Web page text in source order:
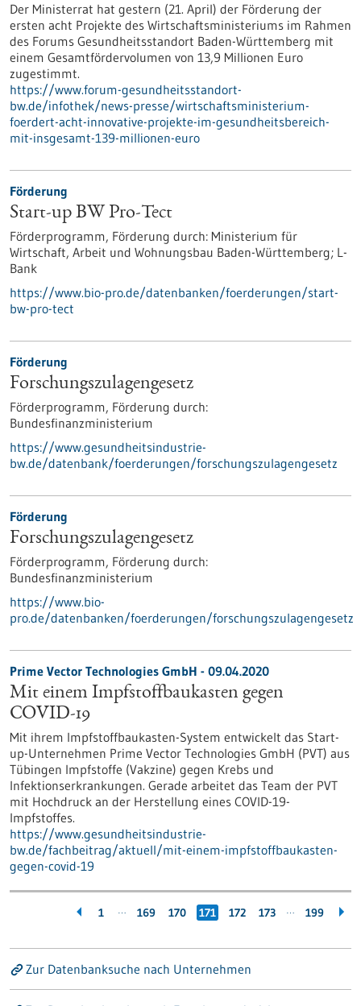
Der Ministerrat hat gestern (21. April) der Förderung der
ersten acht Projekte des Wirtschaftsministeriums im Rahmen
des Forums Gesundheitsstandort Baden-Württemberg mit
einem Gesamtfördervolumen von 13,9 Millionen Euro
zugestimmt.
https://www.forum-gesundheitsstandort-
bw.de/infothek/news-presse/wirtschaftsministerium-
foerdert-acht-innovative-projekte-im-gesundheitsbereich-
mit-insgesamt-139-millionen-euro
Förderung
Start-up BW Pro-Tect
Förderprogramm, Förderung durch: Ministerium für
Wirtschaft, Arbeit und Wohnungsbau Baden-Württemberg; L-
Bank
https://www.bio-pro.de/datenbanken/foerderungen/start-
bw-pro-tect
Förderung
Forschungszulagengesetz
Förderprogramm, Förderung durch:
Bundesfinanzministerium
https://www.gesundheitsindustrie-
bw.de/datenbank/foerderungen/forschungszulagengesetz
Förderung
Forschungszulagengesetz
Förderprogramm, Förderung durch:
Bundesfinanzministerium
https://www.bio-
pro.de/datenbanken/foerderungen/forschungszulagengesetz
Prime Vector Technologies GmbH - 09.04.2020
Mit einem Impfstoffbaukasten gegen
COVID-19
Mit ihrem Impfstoffbaukasten-System entwickelt das Start-
up-Unternehmen Prime Vector Technologies GmbH (PVT) aus
Tübingen Impfstoffe (Vakzine) gegen Krebs und
Infektionserkrankungen. Gerade arbeitet das Team der PVT
mit Hochdruck an der Herstellung eines COVID-19-
Impfstoffes.
https://www.gesundheitsindustrie-
bw.de/fachbeitrag/aktuell/mit-einem-impfstoffbaukasten-
gegen-covid-19
1 … 169 170 171 172 173 … 199
Zur Datenbanksuche nach Unternehmen